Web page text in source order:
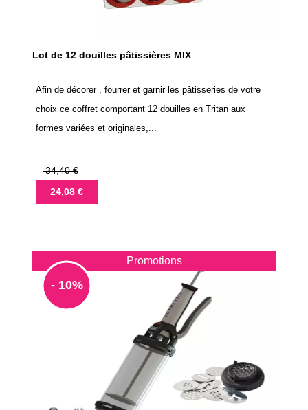
Lot de 12 douilles pâtissières MIX
Afin de décorer , fourrer et garnir les pâtisseries de votre
choix ce coffret comportant 12 douilles en Tritan aux
formes variées et originales,...
Prix
base
34,40 €
Prix24,08 €
Promotions
- 10%